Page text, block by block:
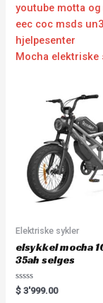
youtube motta
eec coc msds
hjelpesenter
Mocha elektriske
Elektriske sykler
elsykkel mocha
35ah selges
R
a
$ 3'999.00